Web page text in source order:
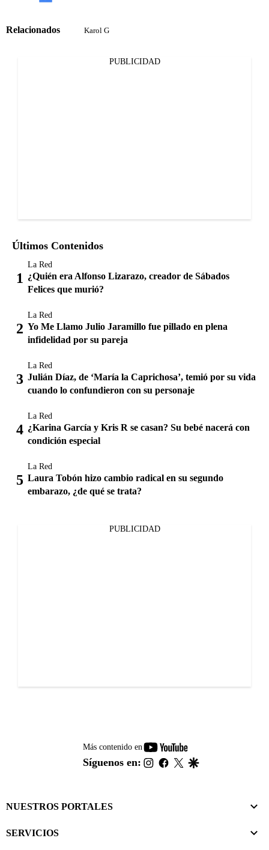
Relacionados Karol G
PUBLICIDAD
Últimos Contenidos
La Red
¿Quién era Alfonso Lizarazo, creador de Sábados
Felices que murió?
La Red
Yo Me Llamo Julio Jaramillo fue pillado en plena
infidelidad por su pareja
La Red
Julián Díaz, de ‘María la Caprichosa’, temió por su vida
cuando lo confundieron con su personaje
La Red
¿Karina García y Kris R se casan? Su bebé nacerá con
condición especial
La Red
Laura Tobón hizo cambio radical en su segundo
embarazo, ¿de qué se trata?
PUBLICIDAD
Más contenido en
youtube-
footer
Síguenos en: instagram
facebook
twitter
NUESTROS PORTALES
SERVICIOS